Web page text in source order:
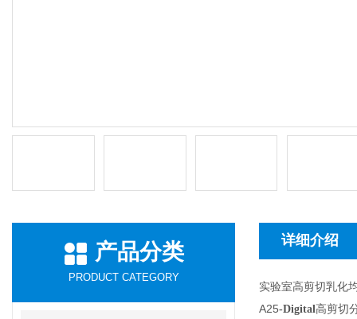
产品分类
PRODUCT CATEGORY
详细介绍
实验室高剪切乳化
A25-Digital高剪切